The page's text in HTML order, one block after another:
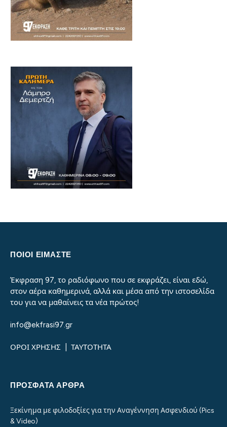
ΠΟΙΟΙ ΕΙΜΑΣΤΕ
Έκφραση 97, το ραδιόφωνο που σε εκφράζει, είναι εδώ,
στον αέρα καθημερινά, αλλά και μέσα από την ιστοσελίδα
του για να μαθαίνεις τα νέα πρώτος!
info@ekfrasi97.gr
ΟΡΟΙ ΧΡΗΣΗΣ ΤΑΥΤΟΤΗΤΑ
ΠΡΌΣΦΑΤΑ ΆΡΘΡΑ
Ξεκίνημα με φιλοδοξίες για την Αναγέννηση Ασφενδιού (Pics
& Video)